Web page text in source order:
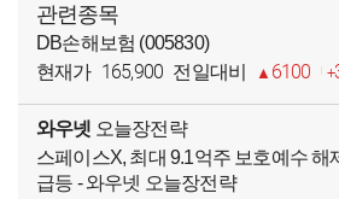
관련종목
DB손해보험 (005830)
현재가 165,900 전일대비 6100
와우넷 오늘장전략
스페이스X, 최대 9.1억주 보호예수 해
급등 - 와우넷 오늘장전략